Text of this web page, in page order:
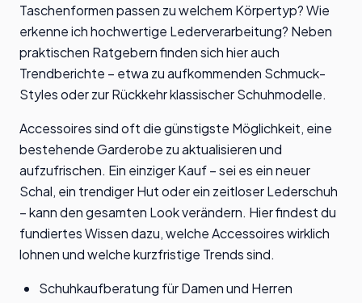
Taschenformen passen zu welchem Körpertyp? Wie
erkenne ich hochwertige Lederverarbeitung? Neben
praktischen Ratgebern finden sich hier auch
Trendberichte – etwa zu aufkommenden Schmuck-
Styles oder zur Rückkehr klassischer Schuhmodelle.
Accessoires sind oft die günstigste Möglichkeit, eine
bestehende Garderobe zu aktualisieren und
aufzufrischen. Ein einziger Kauf – sei es ein neuer
Schal, ein trendiger Hut oder ein zeitloser Lederschuh
– kann den gesamten Look verändern. Hier findest du
fundiertes Wissen dazu, welche Accessoires wirklich
lohnen und welche kurzfristige Trends sind.
Schuhkaufberatung für Damen und Herren